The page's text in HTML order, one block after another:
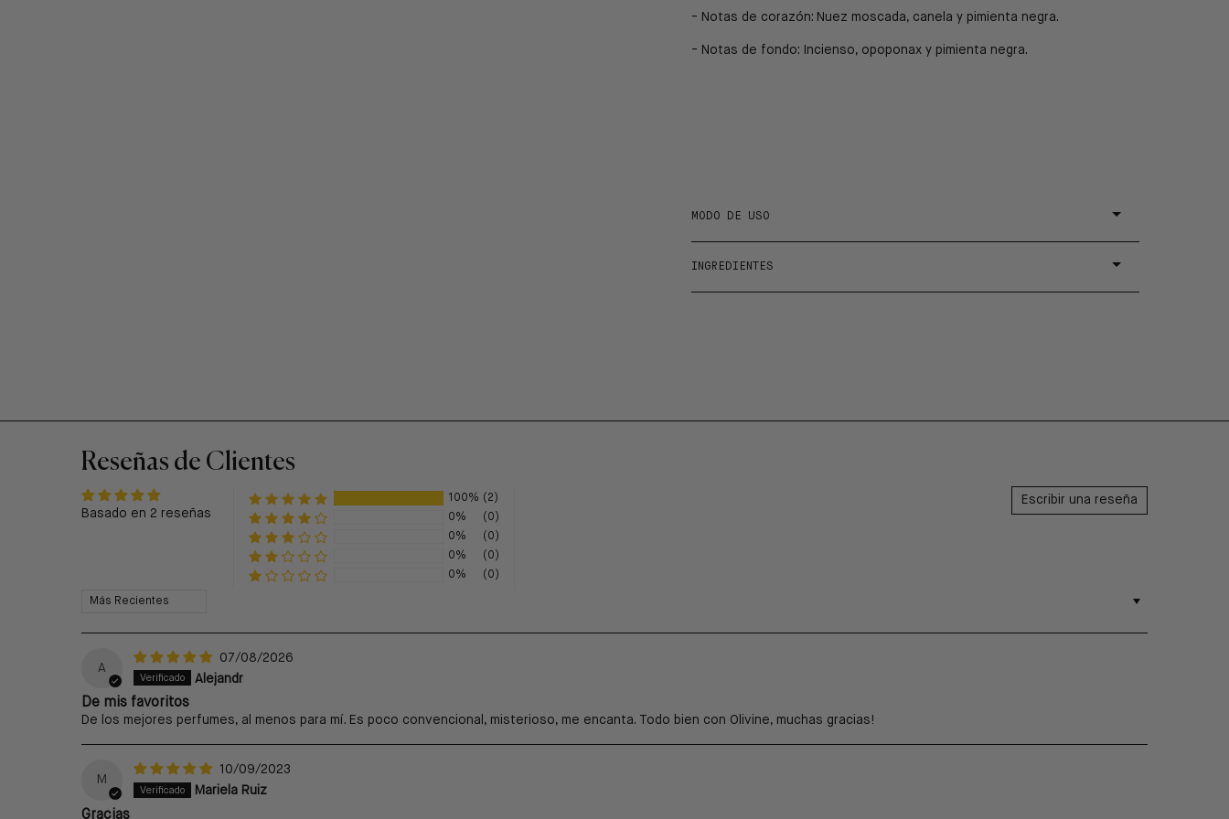
- Notas de corazón: Nuez moscada, canela y pimienta negra.
- Notas de fondo: Incienso, opoponax y pimienta negra.
MODO DE USO
INGREDIENTES
Reseñas de Clientes
Basado en 2 reseñas
Escribir una reseña
100% (2)
0%
(0)
0%
(0)
0%
(0)
0%
(0)
Sort by
A
07/08/2026
Alejandr
De mis favoritos
De los mejores perfumes, al menos para mí. Es poco convencional, misterioso, me encanta. Todo bien con Olivine, muchas gracias!
M
10/09/2023
Mariela Ruiz
Gracias